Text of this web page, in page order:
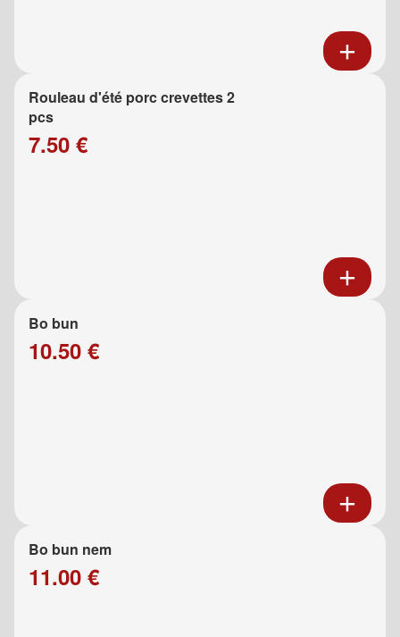
Rouleau d'été porc crevettes 2
pcs
7.50 €
Bo bun
10.50 €
Bo bun nem
11.00 €